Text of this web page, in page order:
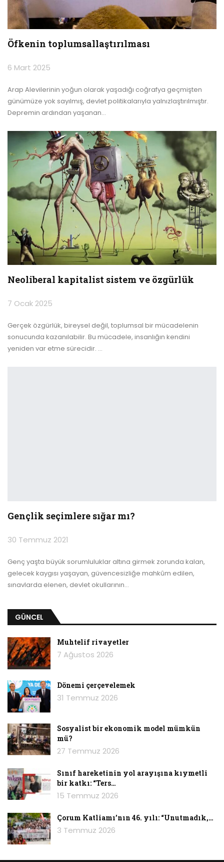
Öfkenin toplumsallaştırılması
6 Mart 2025
Arap Alevilerinin yoğun olarak yaşadığı coğrafya geçmişten
günümüze yok sayılmış, devlet politikalarıyla yalnızlaştırılmıştır.
Depremin ardından yaşanan…
Neoliberal kapitalist sistem ve özgürlük
7 Ocak 2025
Gerçek özgürlük, bireysel değil, toplumsal bir mücadelenin
sonucunda kazanılabilir. Bu mücadele, insanlığın kendini
yeniden var etme sürecidir. …
Gençlik seçimlere sığar mı?
30 Temmuz 2021
Genç yaşta büyük sorumluluklar altına girmek zorunda kalan,
gelecek kaygısı yaşayan, güvencesizliğe mahkûm edilen,
sınavlarda elenen, devlet okullarının…
GÜNCEL
Muhtelif rivayetler
7 Ağustos 2026
Dönemi çerçevelemek
31 Temmuz 2026
Sosyalist bir ekonomik model mümkün
mü?
27 Temmuz 2026
Sınıf hareketinin yol arayışına kıymetli
bir katkı: “Ters…
15 Temmuz 2026
Çorum Katliamı’nın 46. yılı: “Unutmadık,…
3 Temmuz 2026